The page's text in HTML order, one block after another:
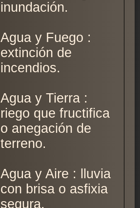
inundación.
Agua y Fuego :
extinción de
incendios.
Agua y Tierra :
riego que fructifica
o anegación de
terreno.
Agua y Aire : lluvia
con brisa o asfixia
segura.